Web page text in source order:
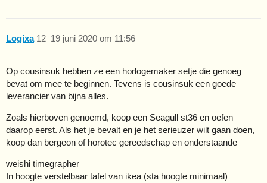
Logixa 19 juni 2020 om 11:56
12
Op cousinsuk hebben ze een horlogemaker setje die genoeg
bevat om mee te beginnen. Tevens is cousinsuk een goede
leverancier van bijna alles.
Zoals hierboven genoemd, koop een Seagull st36 en oefen
daarop eerst. Als het je bevalt en je het serieuzer wilt gaan doen,
koop dan bergeon of horotec gereedschap en onderstaande
weishi timegrapher
In hoogte verstelbaar tafel van ikea (sta hoogte minimaal)